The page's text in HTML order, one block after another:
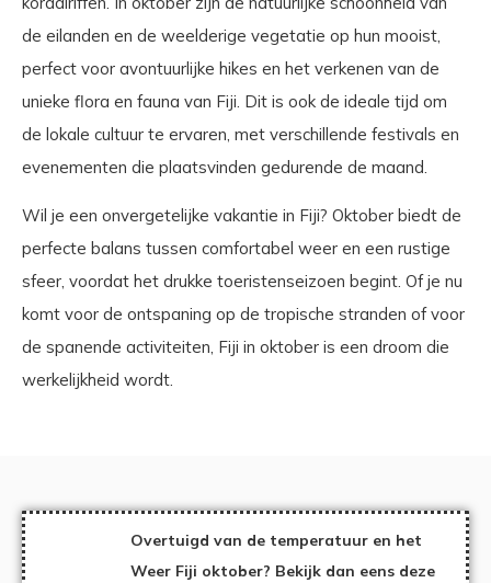
de eilanden en de weelderige vegetatie op hun mooist,
perfect voor avontuurlijke hikes en het verkenen van de
unieke flora en fauna van Fiji. Dit is ook de ideale tijd om
de lokale cultuur te ervaren, met verschillende festivals en
evenementen die plaatsvinden gedurende de maand.
Wil je een onvergetelijke vakantie in Fiji? Oktober biedt de
perfecte balans tussen comfortabel weer en een rustige
sfeer, voordat het drukke toeristenseizoen begint. Of je nu
komt voor de ontspaning op de tropische stranden of voor
de spanende activiteiten, Fiji in oktober is een droom die
werkelijkheid wordt.
Overtuigd van de temperatuur en het
Weer Fiji oktober? Bekijk dan eens deze